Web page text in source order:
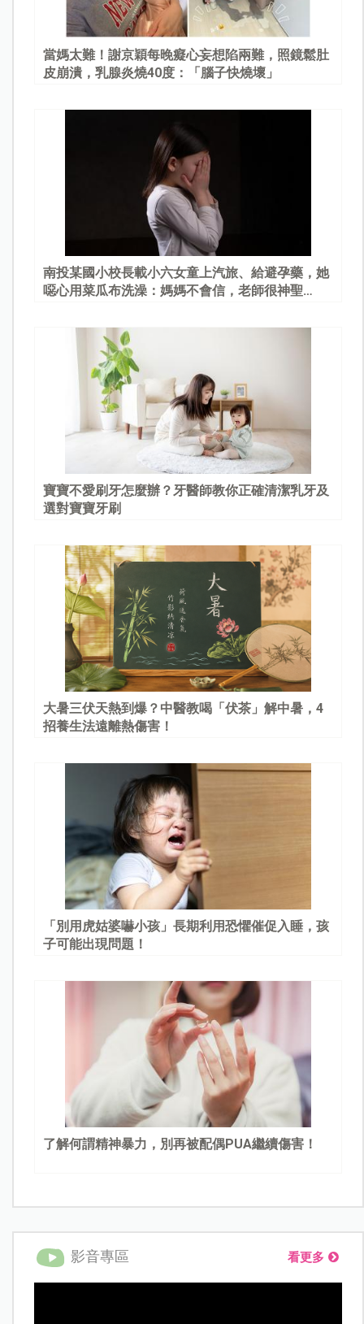
當媽太難！謝京穎每晚癡心妄想陷兩難，照鏡鬆肚
皮崩潰，乳腺炎燒40度：「腦子快燒壞」
南投某國小校長載小六女童上汽旅、給避孕藥，她
噁心用菜瓜布洗澡：媽媽不會信，老師很神聖…
寶寶不愛刷牙怎麼辦？牙醫師教你正確清潔乳牙及
選對寶寶牙刷
大暑三伏天熱到爆？中醫教喝「伏茶」解中暑，4
招養生法遠離熱傷害！
「別用虎姑婆嚇小孩」長期利用恐懼催促入睡，孩
子可能出現問題！
了解何謂精神暴力，別再被配偶PUA繼續傷害！
影音專區 看更多